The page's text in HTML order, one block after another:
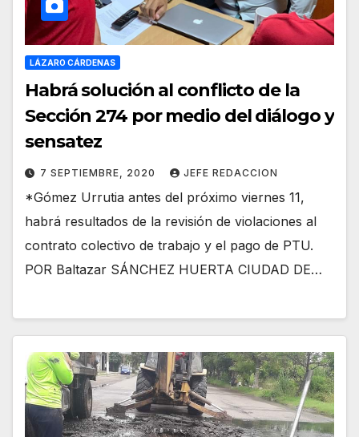
LÁZARO CÁRDENAS
Habrá solución al conflicto de la
Sección 274 por medio del diálogo y
sensatez
7 SEPTIEMBRE, 2020 JEFE REDACCION
*Gómez Urrutia antes del próximo viernes 11,
habrá resultados de la revisión de violaciones al
contrato colectivo de trabajo y el pago de PTU.
POR Baltazar SÁNCHEZ HUERTA CIUDAD DE…